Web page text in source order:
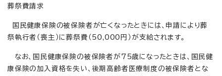
葬祭費請求
国民健康保険の被保険者が亡くなったときには、申請により葬
祭執行者（喪主）に葬祭費（50,000円）が支給されます。
なお、国民健康保険の被保険者が75歳になったときは、国民健
康保険の加入資格を失い、後期高齢者医療制度の被保険者とな